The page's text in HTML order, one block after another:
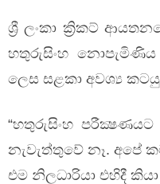
ශ්‍රී ලංකා ක්‍රිකට්
හතුරුසිංහ නොපැමිණිය
ලෙස සළකා අවශ්‍ය
“හතුරුසිංහ
නැවැත්තුවේ නෑ. අපේ
එම නිලධාරියා එහිදී කියා